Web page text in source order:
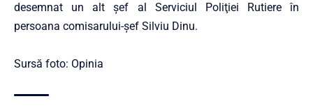
desemnat un alt şef al Serviciul Poliţiei Rutiere în
persoana comisarului-şef Silviu Dinu.
Sursă foto: Opinia